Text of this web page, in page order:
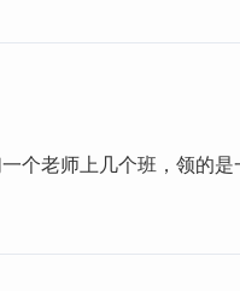
个老师上几个班，领的是